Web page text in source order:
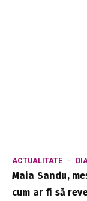
ACTUALITATE
Maia Sandu,
cum ar fi să